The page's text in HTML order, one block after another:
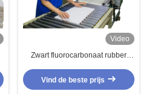
Video
Zwart fluorocarbonaat rubber
Low Compression Set
Vind de beste prijs